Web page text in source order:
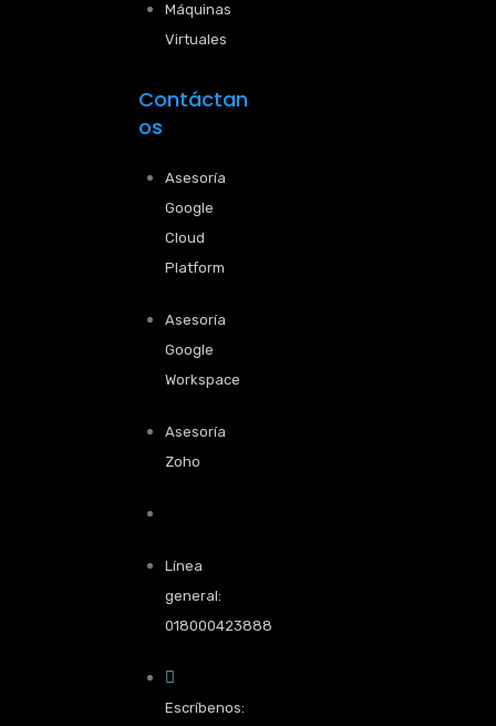
Máquinas
Virtuales
Contáctan
os
Asesoría
Google
Cloud
Platform
Asesoría
Google
Workspace
Asesoría
Zoho
Línea
general:
018000423888
Escríbenos: